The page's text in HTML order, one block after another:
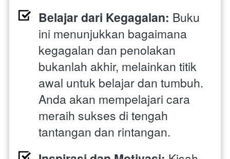
Belajar dari Kegagalan: Buku
ini menunjukkan bagaimana
kegagalan dan penolakan
bukanlah akhir, melainkan titik
awal untuk belajar dan tumbuh.
Anda akan mempelajari cara
meraih sukses di tengah
tantangan dan rintangan.